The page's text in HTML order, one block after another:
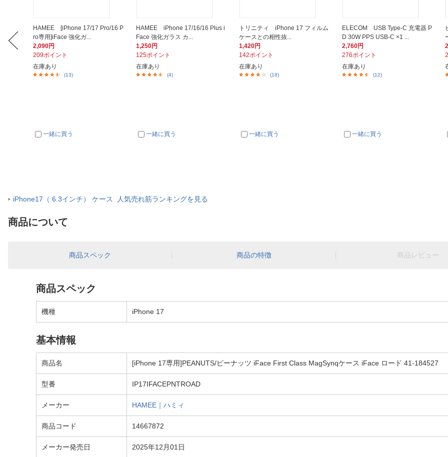
HAMEE [iPhone 17/17 Pro/16 P
ro専用]iFace 強化ガ...
2,090円
209ポイント
在庫あり
(13)
一緒に買う
HAMEE iPhone 17/16/16 Plus i
Face 強化ガラス カ...
1,250円
125ポイント
在庫あり
(4)
一緒に買う
トリニティ iPhone 17 フィルム
ケースとの相性抜...
1,420円
142ポイント
在庫あり
(18)
一緒に買う
ELECOM USB Type-C 充電器 P
D 30W PPS USB-C ×1 ...
2,760円
276ポイント
在庫あり
(12)
一緒に買う
iPhone17（ 6.3インチ） ケース 人気売れ筋ランキングを見る
商品について
商品スペック 商品の特徴 商品レビュー
商品スペック
機種 iPhone 17
基本情報
商品名 [iPhone 17専用]PEANUTS/ピーナッツ iFace First Class MagSynqケース iFace ロード 41-184527
型番 IP17IFACEPNTROAD
メーカー HAMEE｜ハミィ
商品コード 14667872
メーカー発売日 2025年12月01日